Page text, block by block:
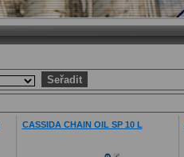
CASSIDA CHAIN OIL SP 10 L